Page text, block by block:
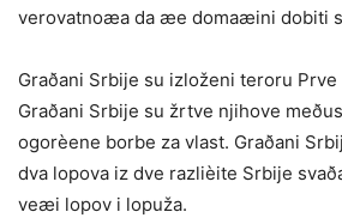
verovatnoæa da æe domaæini dobiti
Graðani Srbije su izloženi teroru
Graðani Srbije su žrtve njihove
ogorèene borbe za vlast. Graðani
dva lopova iz dve razlièite Srbije
veæi lopov i lopuža.